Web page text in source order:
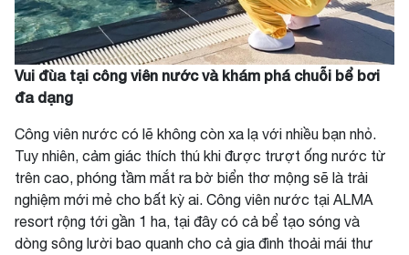
Vui đùa tại công viên nước và khám phá chuỗi bể bơi
đa dạng
Công viên nước có lẽ không còn xa lạ với nhiều bạn nhỏ.
Tuy nhiên, cảm giác thích thú khi được trượt ống nước từ
trên cao, phóng tầm mắt ra bờ biển thơ mộng sẽ là trải
nghiệm mới mẻ cho bất kỳ ai. Công viên nước tại ALMA
resort rộng tới gần 1 ha, tại đây có cả bể tạo sóng và
dòng sông lười bao quanh cho cả gia đình thoải mái thư